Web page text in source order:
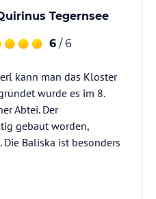
Tegernsee
6 / 6
kann man das Kloster
wurde es im 8.
Abtei. Der
gebaut worden,
Baliska ist besonders